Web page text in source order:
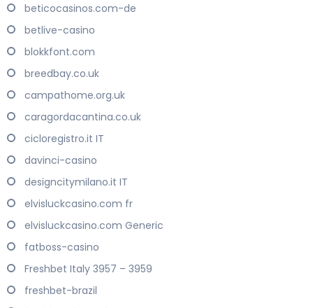
beticocasinos.com-de
betlive-casino
blokkfont.com
breedbay.co.uk
campathome.org.uk
caragordacantina.co.uk
cicloregistro.it IT
davinci-casino
designcitymilano.it IT
elvisluckcasino.com fr
elvisluckcasino.com Generic
fatboss-casino
Freshbet Italy 3957 – 3959
freshbet-brazil